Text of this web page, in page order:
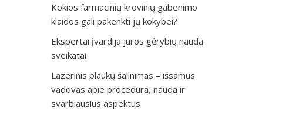
Kokios farmacinių krovinių gabenimo
klaidos gali pakenkti jų kokybei?
Ekspertai įvardija jūros gėrybių naudą
sveikatai
Lazerinis plaukų šalinimas – išsamus
vadovas apie procedūrą, naudą ir
svarbiausius aspektus